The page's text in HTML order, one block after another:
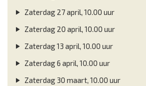
Zaterdag 27 april, 10.00 uur
Zaterdag 20 april, 10.00 uur
Zaterdag 13 april, 10.00 uur
Zaterdag 6 april, 10.00 uur
Zaterdag 30 maart, 10.00 uur